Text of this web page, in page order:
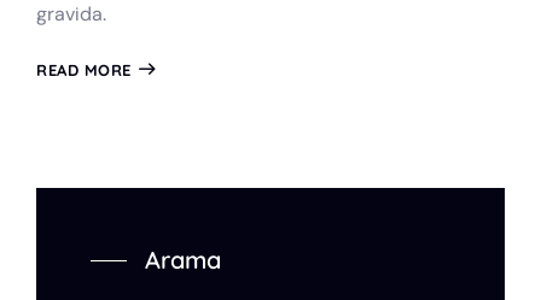
gravida.
READ MORE
Arama